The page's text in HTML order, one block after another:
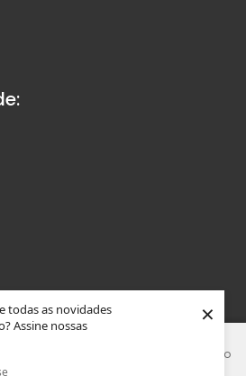
todas as novidades
Assine nossas
×
similares para melhorar sua
site, você concorda que está de acordo
Política de Privacidade.